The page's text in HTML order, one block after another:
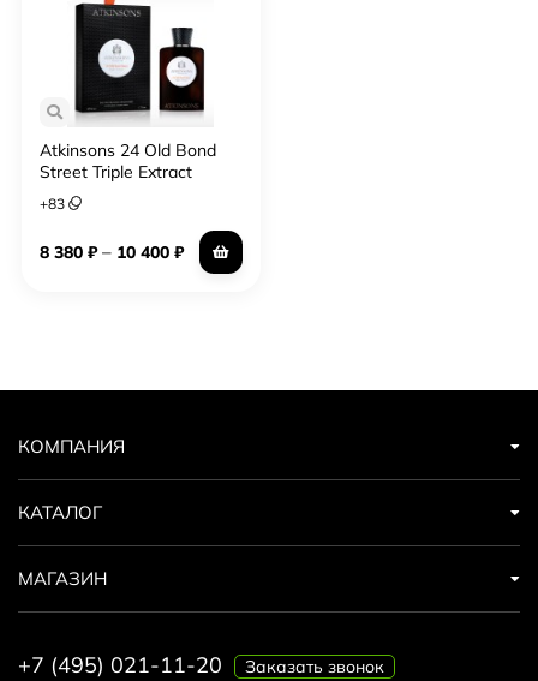
Atkinsons 24 Old Bond
Street Triple Extract
+83
8 380 ₽– 10 400 ₽
КОМПАНИЯ
КАТАЛОГ
МАГАЗИН
+7 (495) 021-11-20 Заказать звонок